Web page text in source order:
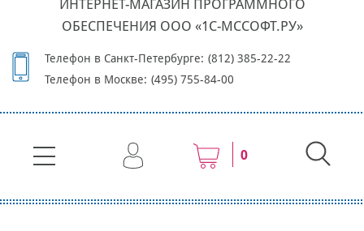
ИНТЕРНЕТ-МАГАЗИН ПРОГРАММНОГО
ОБЕСПЕЧЕНИЯ ООО «1С-МССОФТ.РУ»
Телефон в Санкт-Петербурге: (812) 385-22-22
Телефон в Москве: (495) 755-84-00
0